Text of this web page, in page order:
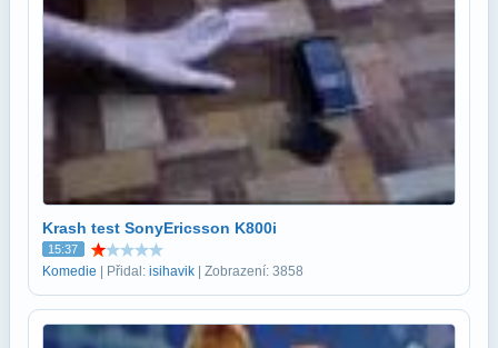
Krash test SonyEricsson K800i
15:37
Komedie | Přidal: isihavik | Zobrazení: 3858